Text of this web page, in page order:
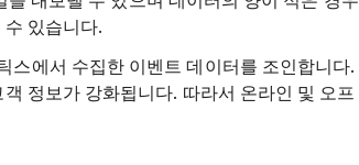
있습니다.
스에서 수집한 이벤트 데이터를 조인합니다.
정보가 강화됩니다. 따라서 온라인 및 오프